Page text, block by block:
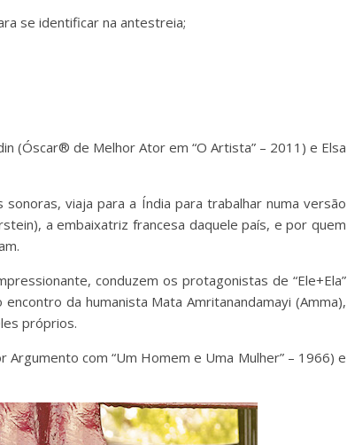
se identificar na antestreia;
(Óscar® de Melhor Ator em “O Artista” – 2011) e Elsa
viaja para a Índia para trabalhar numa versão
a embaixatriz francesa daquele país, e por quem
conduzem os protagonistas de “Ele+Ela”
da humanista Mata Amritanandamayi (Amma),
próprios.
com “Um Homem e Uma Mulher” – 1966) e